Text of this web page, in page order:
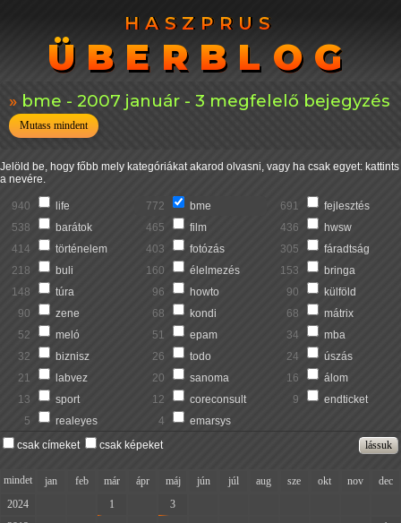
HASZPRUS
ÜBERBLOG
HASZPRUS
ÜBERBLOG
bme - 2007 január - 3 megfelelő bejegyzés
Mutass mindent
Jelöld be, hogy főbb mely kategóriákat akarod olvasni, vagy ha csak egyet: kattints
a nevére.
940 life 772 bme 691
fejlesztés
538
barátok 465 film 436
hwsw
414
történelem 403 fotózás 305
fáradtság
218
buli 160 élelmezés 153
bringa
148
túra 96 howto 90
külföld
90
zene 68 kondi 68
mátrix
52
meló 51 epam 34
mba
32
biznisz 26 todo 24
úszás
21
labvez 20 sanoma 16
álom
13
sport 12 coreconsult 9
endticket
5
realeyes 4
emarsys
csak címeket
csak képeket
mindet jan feb már ápr máj jún júl aug sze okt nov
dec
2024
1 3